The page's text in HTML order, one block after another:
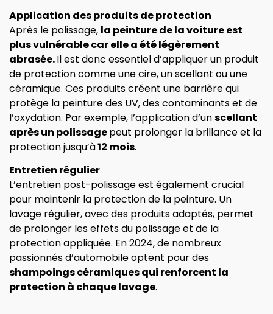
Application des produits de protection
Après le polissage, la peinture de la voiture est
plus vulnérable car elle a été légèrement
abrasée.Il est donc essentiel d’appliquer un produit
de protection comme une cire, un scellant ou une
céramique. Ces produits créent une barrière qui
protège la peinture des UV, des contaminants et de
l’oxydation. Par exemple, l’application d’unscellant
après un polissagepeut prolonger la brillance et la
protection jusqu’à12 mois.
Entretien régulier
L’entretien post-polissage est également crucial
pour maintenir la protection de la peinture. Un
lavage régulier, avec des produits adaptés, permet
de prolonger les effets du polissage et de la
protection appliquée. En 2024, de nombreux
passionnés d’automobile optent pour des
shampoings céramiques qui renforcent la
protection à chaque lavage.